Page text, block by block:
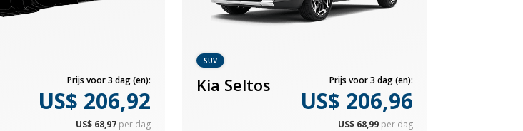
Prijs voor 3 dag (en):
US$ 206,92
US$ 68,97 per dag
SUV
Kia Seltos Prijs voor 3 dag (en):
US$ 206,96
US$ 68,99 per dag